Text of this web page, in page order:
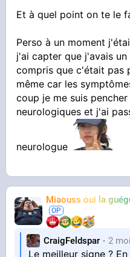
Et à quel point on te le
Perso à un moment
j'ai capter que j'avais
compris que c'était pas
même car les
coup je me suis
neurologiques et j'ai
neurologue
CraigFeldspar 2
Le meilleur signe ?